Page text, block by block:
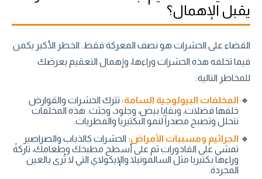
يقبل الإهمال؟
القضاء على الحشرات هو نصف المعركة فقط. الخطر الأكبر يكمن
فيما تخلفه هذه الحشرات وراءها، وإهمال التعقيم يعرضك
للمخاطر التالية:
المخلفات البيولوجية السامة: تترك الحشرات والقوارض
خلفها فضلات، وبقايا بيض، وجلود، وجثث. هذه المخلفات
تتحلل وتصبح مصدراً لنمو البكتيريا والفطريات.
الجراثيم ومسببات الأمراض: الحشرات كالذباب والصراصير
تمشي على القاذورات ثم على أسطح مطبخك وطعامك، تاركةً
وراءها بكتيريا مثل السالمونيلا والإيكولاي التي لا تُرى بالعين
المجردة.